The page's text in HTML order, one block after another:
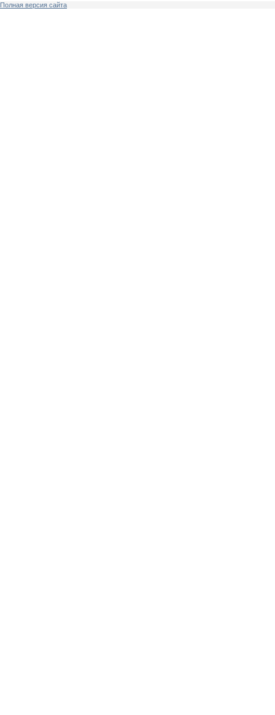
Полная версия сайта